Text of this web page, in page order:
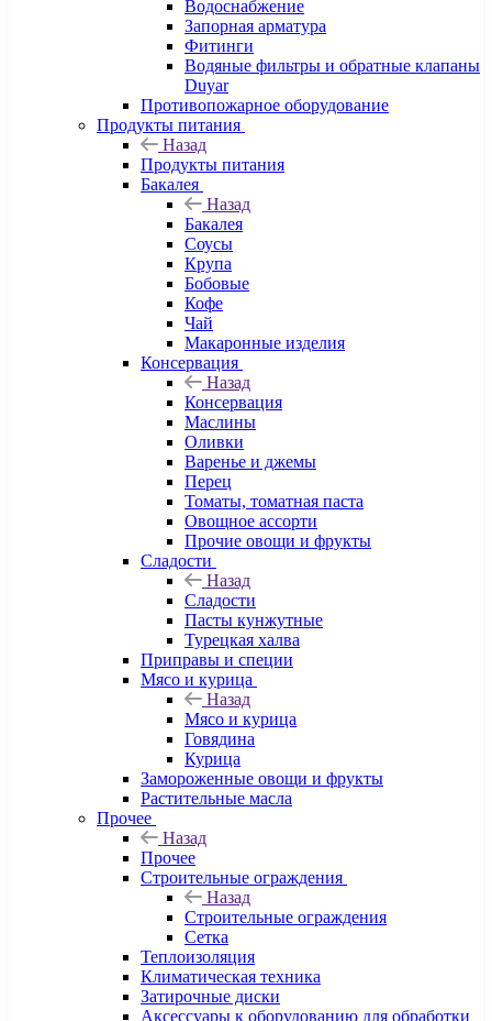
Водоснабжение
Запорная арматура
Фитинги
Водяные фильтры и обратные клапаны
Duyar
Противопожарное оборудование
Продукты питания
Назад
Продукты питания
Бакалея
Назад
Бакалея
Соусы
Крупа
Бобовые
Кофе
Чай
Макаронные изделия
Консервация
Назад
Консервация
Маслины
Оливки
Варенье и джемы
Перец
Томаты, томатная паста
Овощное ассорти
Прочие овощи и фрукты
Сладости
Назад
Сладости
Пасты кунжутные
Турецкая халва
Приправы и специи
Мясо и курица
Назад
Мясо и курица
Говядина
Курица
Замороженные овощи и фрукты
Растительные масла
Прочее
Назад
Прочее
Строительные ограждения
Назад
Строительные ограждения
Сетка
Теплоизоляция
Климатическая техника
Затирочные диски
Аксессуары к оборудованию для обработки